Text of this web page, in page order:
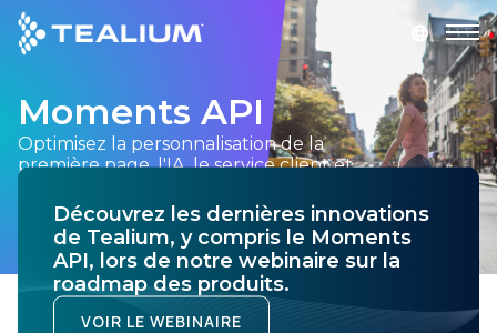
main
content
DEMANDEZ UNE DÉMONSTRATION LOGIN
Produits
Solutions
Secteurs
Moments API
Optimisez la personnalisation de la
première page, l'IA, le service client et
l'accès API en temps réel à des données
client spécifiques dans Tealium.
Découvrez les dernières innovations
de Tealium, y compris le Moments
API, lors de notre webinaire sur la
roadmap des produits.
VOIR LE WEBINAIRE